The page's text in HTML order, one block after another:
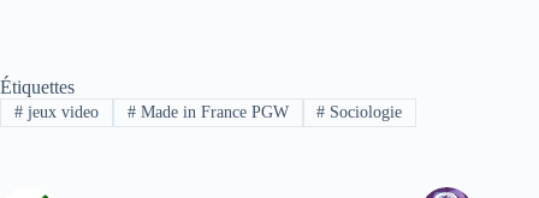
Étiquettes
#jeux video #Made in France PGW # Sociologie